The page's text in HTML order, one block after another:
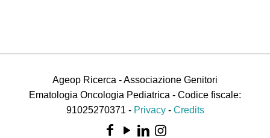
Ageop Ricerca - Associazione Genitori
Ematologia Oncologia Pediatrica - Codice fiscale:
91025270371 - Privacy- Credits